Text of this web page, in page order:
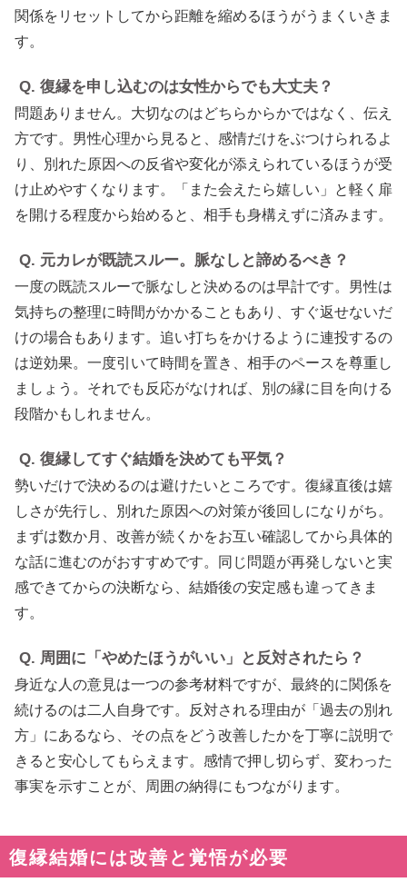
関係をリセットしてから距離を縮めるほうがうまくいきま
す。
Q. 復縁を申し込むのは女性からでも大丈夫？
問題ありません。大切なのはどちらからかではなく、伝え
方です。男性心理から見ると、感情だけをぶつけられるよ
り、別れた原因への反省や変化が添えられているほうが受
け止めやすくなります。「また会えたら嬉しい」と軽く扉
を開ける程度から始めると、相手も身構えずに済みます。
Q. 元カレが既読スルー。脈なしと諦めるべき？
一度の既読スルーで脈なしと決めるのは早計です。男性は
気持ちの整理に時間がかかることもあり、すぐ返せないだ
けの場合もあります。追い打ちをかけるように連投するの
は逆効果。一度引いて時間を置き、相手のペースを尊重し
ましょう。それでも反応がなければ、別の縁に目を向ける
段階かもしれません。
Q. 復縁してすぐ結婚を決めても平気？
勢いだけで決めるのは避けたいところです。復縁直後は嬉
しさが先行し、別れた原因への対策が後回しになりがち。
まずは数か月、改善が続くかをお互い確認してから具体的
な話に進むのがおすすめです。同じ問題が再発しないと実
感できてからの決断なら、結婚後の安定感も違ってきま
す。
Q. 周囲に「やめたほうがいい」と反対されたら？
身近な人の意見は一つの参考材料ですが、最終的に関係を
続けるのは二人自身です。反対される理由が「過去の別れ
方」にあるなら、その点をどう改善したかを丁寧に説明で
きると安心してもらえます。感情で押し切らず、変わった
事実を示すことが、周囲の納得にもつながります。
復縁結婚には改善と覚悟が必要